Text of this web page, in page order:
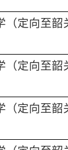
（定向至韶
（定向至韶
（定向至韶